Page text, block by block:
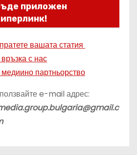
приложен
вашата статия
с нас
партньорство
e-mail адрес: